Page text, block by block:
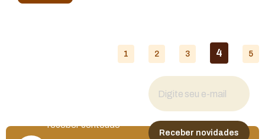
1 2 3 4 5
receber conteúdo